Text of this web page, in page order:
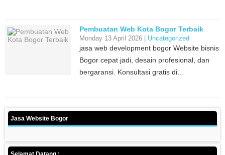
Pembuatan Web Kota Bogor Terbaik
Monday 13 April 2026 | Uncategorized
jasa web development bogor Website bisnis
Bogor cepat jadi, desain profesional, dan
bergaransi. Konsultasi gratis di…
Jasa Website Bogor